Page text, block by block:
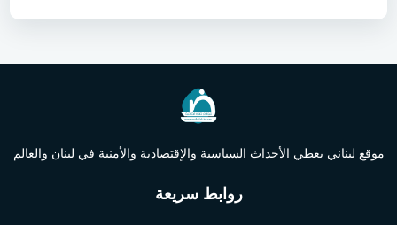
موقع لبناني يغطي الأحداث السياسية والإقتصادية والأمنية في لبنان والعالم
روابط سريعة